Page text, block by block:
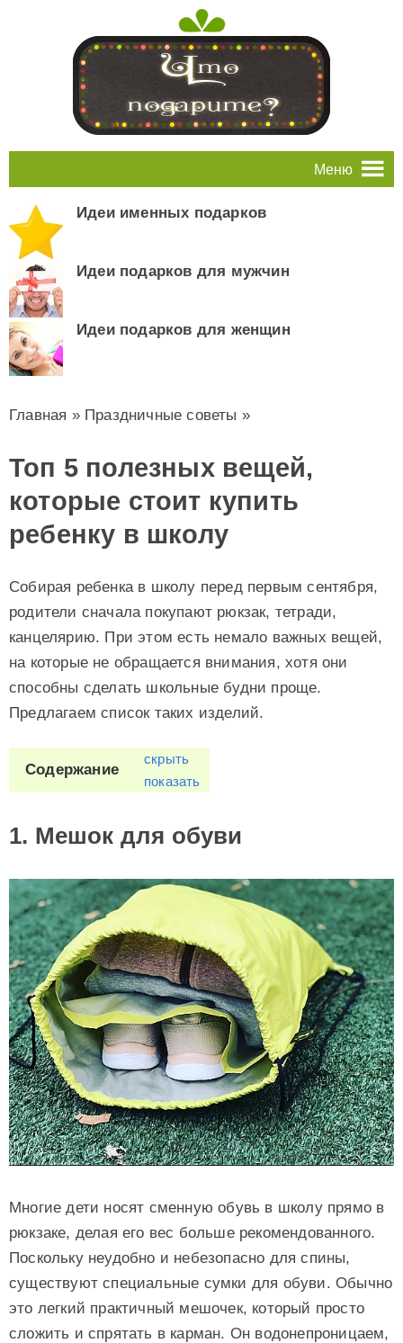
Меню
Идеи именных подарков
Идеи подарков для мужчин
Идеи подарков для женщин
Главная » Праздничные советы »
Топ 5 полезных вещей,
которые стоит купить
ребенку в школу
Собирая ребенка в школу перед первым сентября,
родители сначала покупают рюкзак, тетради,
канцелярию. При этом есть немало важных вещей,
на которые не обращается внимания, хотя они
способны сделать школьные будни проще.
Предлагаем список таких изделий.
Содержание
скрыть
показать
1. Мешок для обуви
Многие дети носят сменную обувь в школу прямо в
рюкзаке, делая его вес больше рекомендованного.
Поскольку неудобно и небезопасно для спины,
существуют специальные сумки для обуви. Обычно
это легкий практичный мешочек, который просто
сложить и спрятать в карман. Он водонепроницаем,